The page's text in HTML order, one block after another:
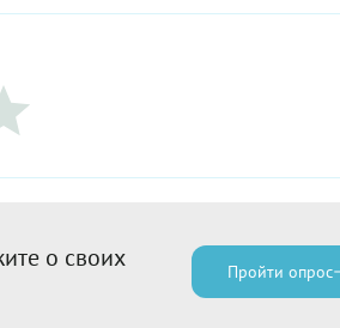
о своих
Пройти опрос